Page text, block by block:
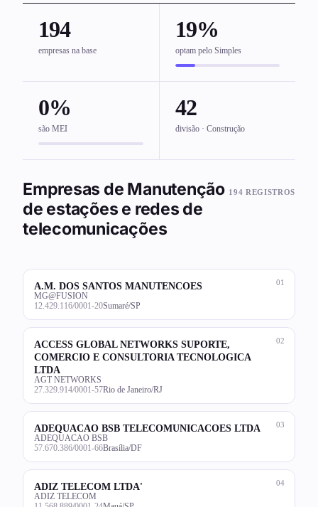
194
empresas na base
19%
optam pelo Simples
0%
são MEI
42
divisão · Construção
Empresas de Manutenção
de estações e redes de
telecomunicações
194 REGISTROS
01
A.M. DOS SANTOS MANUTENCOES
MG@FUSION
12.429.116/0001-20Sumaré/SP
02
ACCESS GLOBAL NETWORKS SUPORTE,
COMERCIO E CONSULTORIA TECNOLOGICA
LTDA
AGT NETWORKS
27.329.914/0001-57Rio de Janeiro/RJ
03
ADEQUACAO BSB TELECOMUNICACOES LTDA
ADEQUACAO BSB
57.670.386/0001-66Brasília/DF
04
ADIZ TELECOM LTDA'
ADIZ TELECOM